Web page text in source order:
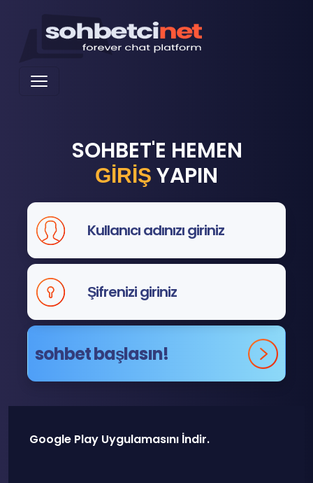
SOHBET'E HEMEN
GİRİŞ YAPIN
sohbet başlasın!
Google Play Uygulamasını İndir.